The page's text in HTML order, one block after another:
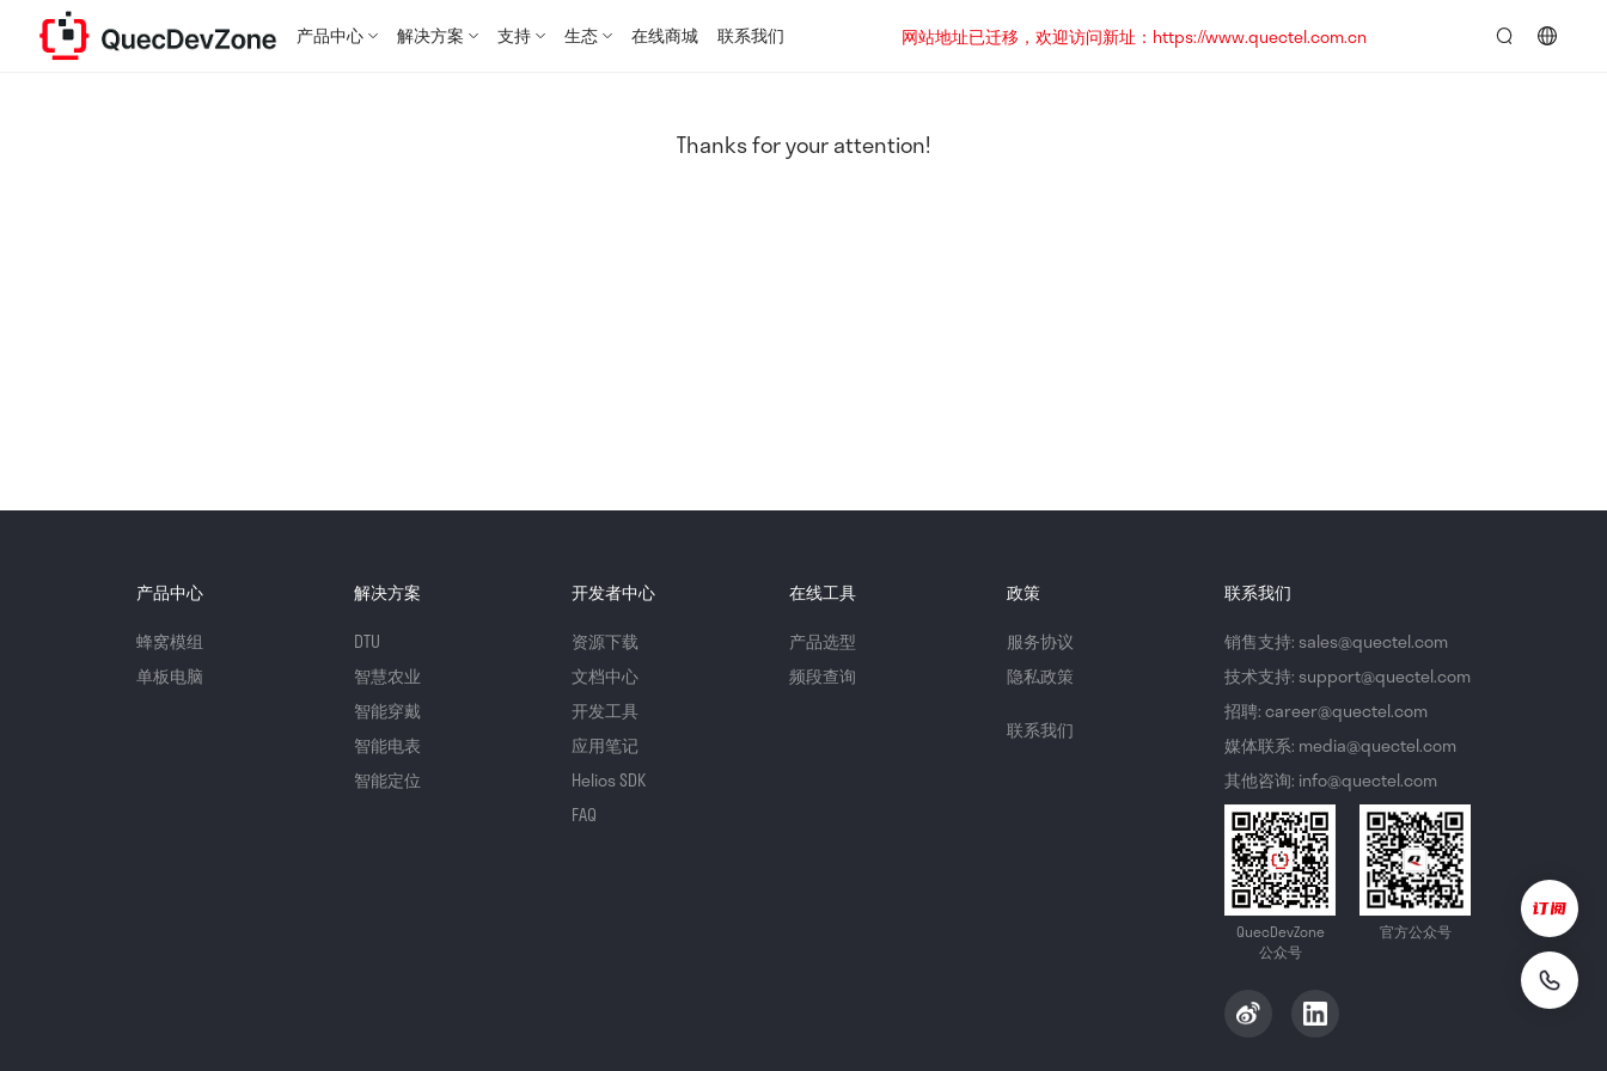
产品中心 解决方案 支持 生态 在线商城 联系我们
网站地址已迁移，欢迎访问新址：https://www.quectel.com.cn
Thanks for your attention!
产品中心
蜂窝模组
单板电脑
解决方案
DTU
智慧农业
智能穿戴
智能电表
智能定位
开发者中心
资源下载
文档中心
开发工具
应用笔记
Helios SDK
FAQ
在线工具
产品选型
频段查询
政策
服务协议
隐私政策
联系我们
联系我们
销售支持: sales@quectel.com
技术支持: support@quectel.com
招聘: career@quectel.com
媒体联系: media@quectel.com
其他咨询: info@quectel.com
QuecDevZone
公众号
官方公众号